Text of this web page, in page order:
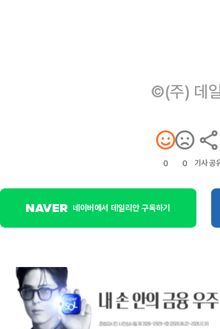
©(주) 데
0 0 기사 공
네이버에서 데일리안 구독하기